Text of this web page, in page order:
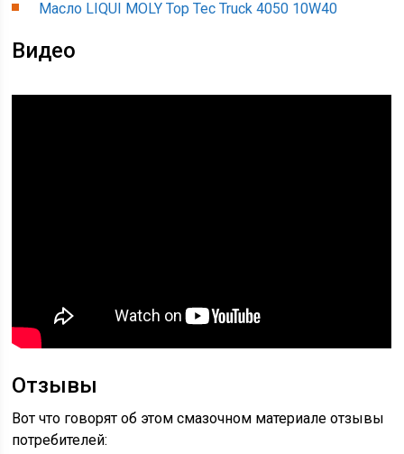
Масло LIQUI MOLY Top Tec Truck 4050 10W40
Видео
Отзывы
Вот что говорят об этом смазочном материале отзывы
потребителей: